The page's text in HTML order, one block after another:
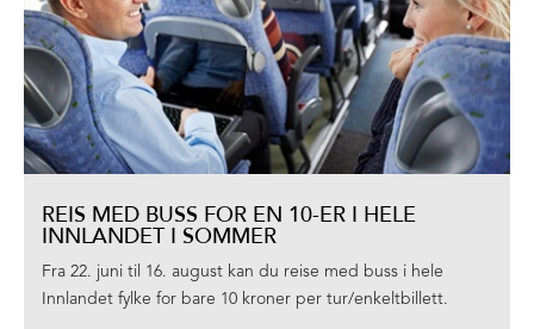
REIS MED BUSS FOR EN 10-ER I HELE
INNLANDET I SOMMER
Fra 22. juni til 16. august kan du reise med buss i hele
Innlandet fylke for bare 10 kroner per tur/enkeltbillett.